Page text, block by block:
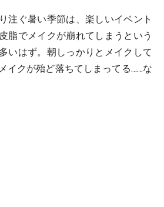
注ぐ暑い季節は、楽しいイベント
脂でメイクが崩れてしまうという
いはず。朝しっかりとメイクして
イクが殆ど落ちてしまってる……な